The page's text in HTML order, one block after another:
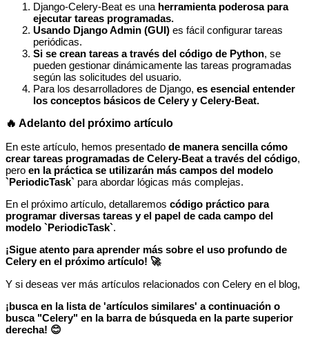
Django-Celery-Beat es una herramienta poderosa para
ejecutar tareas programadas.
Usando Django Admin (GUI) es fácil configurar tareas
periódicas.
Si se crean tareas a través del código de Python, se
pueden gestionar dinámicamente las tareas programadas
según las solicitudes del usuario.
Para los desarrolladores de Django, es esencial entender
los conceptos básicos de Celery y Celery-Beat.
🔥 Adelanto del próximo artículo
En este artículo, hemos presentado de manera sencilla cómo
crear tareas programadas de Celery-Beat a través del código,
pero en la práctica se utilizarán más campos del modelo
`PeriodicTask` para abordar lógicas más complejas.
En el próximo artículo, detallaremos código práctico para
programar diversas tareas y el papel de cada campo del
modelo `PeriodicTask`.
¡Sigue atento para aprender más sobre el uso profundo de
Celery en el próximo artículo! 🚀
Y si deseas ver más artículos relacionados con Celery en el blog,
¡busca en la lista de 'artículos similares' a continuación o
busca "Celery" en la barra de búsqueda en la parte superior
derecha! 😊